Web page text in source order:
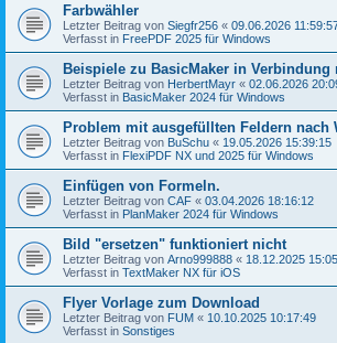
Farbwähler
Letzter Beitrag von Siegfr256 « 09.06.2026
Verfasst in FreePDF 2025 für Windows
Beispiele zu BasicMaker in Verbindung
Letzter Beitrag von HerbertMayr « 02.06.2026
Verfasst in BasicMaker 2024 für Windows
Problem mit ausgefüllten Feldern nach
Letzter Beitrag von BuSchu « 19.05.2026 15:39:15
Verfasst in FlexiPDF NX und 2025 für Windows
Einfügen von Formeln.
Letzter Beitrag von CAF « 03.04.2026 18:16:12
Verfasst in PlanMaker 2024 für Windows
Bild "ersetzen" funktioniert nicht
Letzter Beitrag von Arno999888 « 18.12.2025
Verfasst in TextMaker NX für iOS
Flyer Vorlage zum Download
Letzter Beitrag von FUM « 10.10.2025 10:17:49
Verfasst in Sonstiges